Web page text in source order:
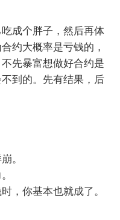
成个胖子，然后再体
约大概率是亏钱的，
先暴富想做好合约是
到的。先有结果，后
。
，你基本也就成了。